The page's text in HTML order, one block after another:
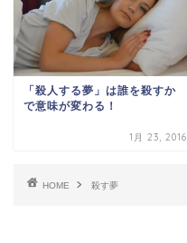
「殺人する夢」は誰を殺すか
で意味が変わる！
1月 23, 2016
HOME 殺す夢